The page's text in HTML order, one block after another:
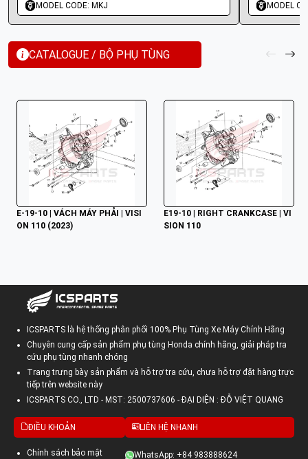
MODEL CODE: MKJ
MODEL
CATALOGUE / BỘ PHỤ TÙNG
E-19-10 | VÁCH MÁY PHẢI | VISI
ON 110 (2023)
E19-10 | RIGHT CRANKCASE | VI
SION 110
ICSPARTS là hệ thống phân phối 100% Phụ Tùng Xe Máy Chính Hãng
Chuyên cung cấp sản phẩm phụ tùng Honda chính hãng, giải pháp tra
cứu phụ tùng nhanh chóng
Trang trưng bày sản phẩm và hỗ trợ tra cứu, chưa hỗ trợ đặt hàng trực
tiếp trên website này
ICSPARTS CO., LTD - MST: 2500737606 - ĐẠI DIỆN : ĐỖ VIỆT QUANG
ĐIỀU KHOẢN
Chính sách bảo mật
LIÊN HỆ NHANH
WhatsApp: +84 983888624